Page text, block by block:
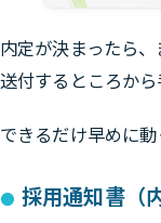
内定が決まったら
送付するところから
できるだけ早めに動
採用通知書（